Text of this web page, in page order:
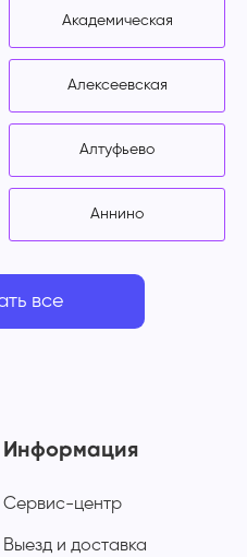
Академическая
Алексеевская
Алтуфьево
Аннино
все
Информация
Сервис-центр
Выезд и доставка